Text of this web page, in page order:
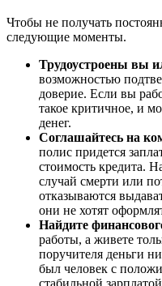
Чтобы не получать
следующие моменты.
Трудоустроены вы
возможностью
доверие. Если вы
такое критичное, и
денег.
Соглашайтесь на
полис придется
стоимость кредита.
случай смерти или
отказываются
они не хотят
Найдите
работы, а живете
поручителя деньги
был человек с